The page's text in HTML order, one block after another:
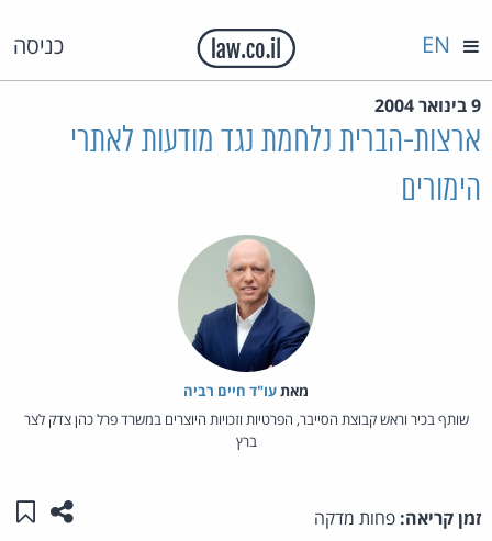
כניסה EN
9 בינואר 2004
ארצות-הברית נלחמת נגד מודעות לאתרי
הימורים
מאת‏עו"ד חיים רביה
שותף בכיר וראש קבוצת הסייבר, הפרטיות וזכויות היוצרים במשרד פרל כהן צדק לצר
ברץ
זמן קריאה: פחות מדקה שתפו